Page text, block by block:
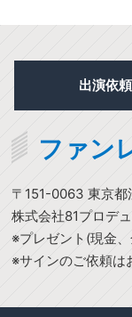
出演依
ファン
〒151-0063 東京
株式会社81プロ
※プレゼント(現金
※サインのご依頼は